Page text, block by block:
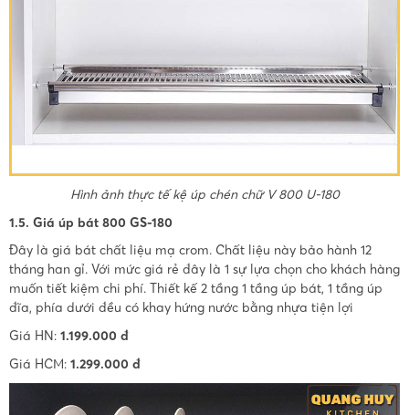
Hình ảnh thực tế kệ úp chén chữ V 800 U-180
1.5. Giá úp bát 800 GS-180
Đây là giá bát chất liệu mạ crom. Chất liệu này bảo hành 12
tháng han gỉ. Với mức giá rẻ đây là 1 sự lựa chọn cho khách hàng
muốn tiết kiệm chi phí. Thiết kế 2 tầng 1 tầng úp bát, 1 tầng úp
đĩa, phía dưới đều có khay hứng nước bằng nhựa tiện lợi
Giá HN: 1.199.000 đ
Giá HCM: 1.299.000 đ